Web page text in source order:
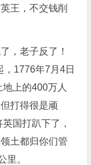
王，不交钱削
，老子反了！
1776年7月4日
上的400万人
打得很是顽
国打趴下了，
土都归你们管
里。